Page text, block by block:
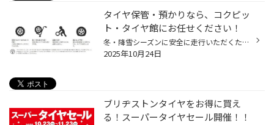
タイヤ保管・預かりなら、コクピッ
ト・タイヤ館にお任せください！
冬・降雪シーズンに安全に走行いただくためには、夏タイヤから冬タイヤへの履き替えがとても重要ですが、 外したタイヤはどうすれば？とお困りのお客様がいらっしゃるのではないでしょうか？ 今回は「タイヤ保管」についてご紹介します。 「外したタイヤはどうすればいいの？」 夏タイヤから冬タイ...
2025年10月24日
ブリヂストンタイヤをお得に買え
る！スーパータイヤセール開催！！